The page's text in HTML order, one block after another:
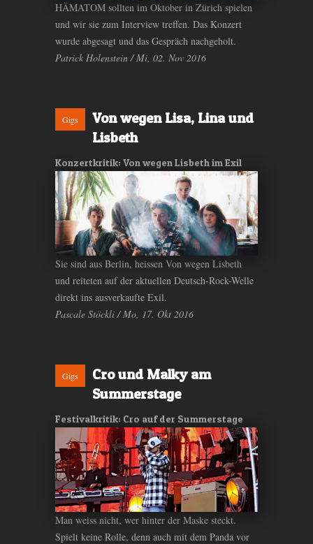
HÄMATOM sollten im Oktober in Zürich spielen
und wir sie zum Interview treffen. Das Konzert
wurde abgesagt und das Gespräch nachgeholt.
Patrick Holenstein / Mi, 02. Nov 2016
Gigs
Von wegen Lisa, Lina und
Lisbeth
Konzertkritik: Von wegen Lisbeth im Exil
Sie sind aus Berlin, heissen Von wegen Lisbeth
und reiteten auf der aktuellen Deutsch-Rock-Welle
direkt ins ausverkaufte Exil.
Pascale Stöckli / Mo, 17. Okt 2016
Gigs
Cro und Malky am
Summerstage
Festivalkritik: Cro auf der Summerstage
Man weiss nicht, wer hinter der Maske steckt.
Spielt keine Rolle, denn auch mit dem Panda vor